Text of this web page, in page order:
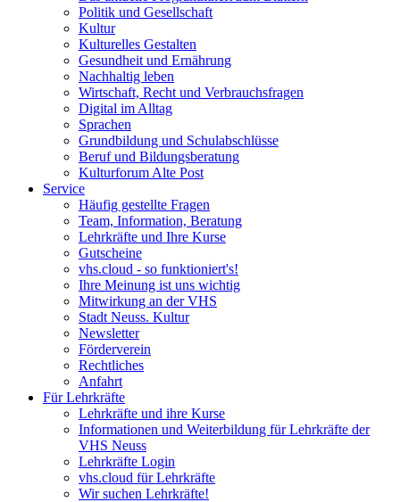
Politik und Gesellschaft
Kultur
Kulturelles Gestalten
Gesundheit und Ernährung
Nachhaltig leben
Wirtschaft, Recht und Verbrauchsfragen
Digital im Alltag
Sprachen
Grundbildung und Schulabschlüsse
Beruf und Bildungsberatung
Kulturforum Alte Post
Service
Häufig gestellte Fragen
Team, Information, Beratung
Lehrkräfte und Ihre Kurse
Gutscheine
vhs.cloud - so funktioniert's!
Ihre Meinung ist uns wichtig
Mitwirkung an der VHS
Stadt Neuss. Kultur
Newsletter
Förderverein
Rechtliches
Anfahrt
Für Lehrkräfte
Lehrkräfte und ihre Kurse
Informationen und Weiterbildung für Lehrkräfte der
VHS Neuss
Lehrkräfte Login
vhs.cloud für Lehrkräfte
Wir suchen Lehrkräfte!